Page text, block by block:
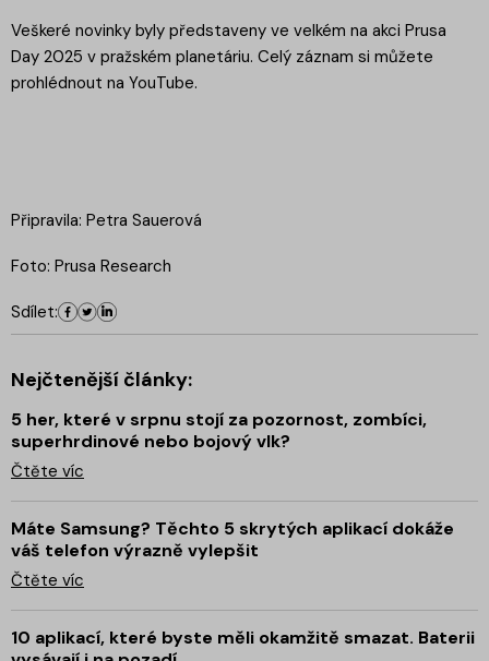
Veškeré novinky byly představeny ve velkém na akci Prusa
Day 2025 v pražském planetáriu. Celý záznam si můžete
prohlédnout na YouTube.
Připravila: Petra Sauerová
Foto: Prusa Research
Sdílet:
Nejčtenější články:
5 her, které v srpnu stojí za pozornost, zombíci,
superhrdinové nebo bojový vlk?
Čtěte víc
Máte Samsung? Těchto 5 skrytých aplikací dokáže
váš telefon výrazně vylepšit
Čtěte víc
10 aplikací, které byste měli okamžitě smazat. Baterii